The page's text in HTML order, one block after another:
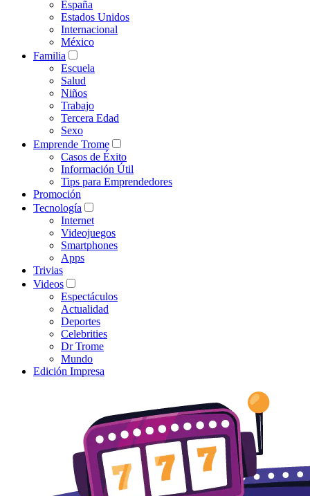
España
Estados Unidos
Internacional
México
Familia
Escuela
Salud
Niños
Trabajo
Tercera Edad
Sexo
Emprende Trome
Casos de Éxito
Información Útil
Tips para Emprendedores
Promoción
Tecnología
Internet
Videojuegos
Smartphones
Apps
Trivias
Videos
Espectáculos
Actualidad
Deportes
Celebrities
Dr Trome
Mundo
Edición Impresa